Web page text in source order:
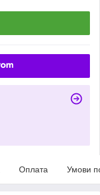
Оплата Умови